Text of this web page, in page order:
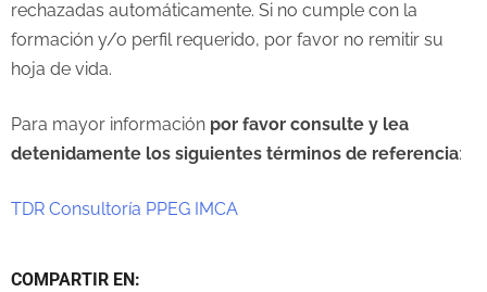
rechazadas automáticamente. Si no cumple con la
formación y/o perfil requerido, por favor no remitir su
hoja de vida.
Para mayor información por favor consulte y lea
detenidamente los siguientes términos de referencia:
TDR Consultoría PPEG IMCA
COMPARTIR EN: